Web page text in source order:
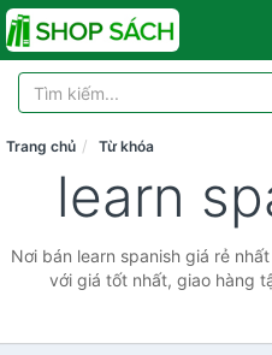
Trang chủ Từ khóa
learn
Nơi bán learn spanish giá rẻ
với giá tốt nhất, giao hàng